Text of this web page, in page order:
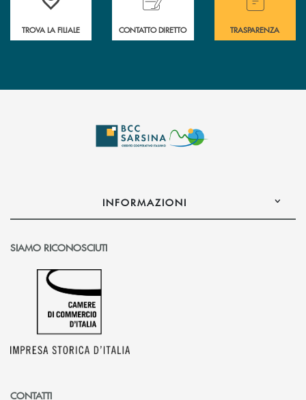
TROVA LA FILIALE CONTATTO DIRETTO TRASPARENZA
INFORMAZIONI
SIAMO RICONOSCIUTI
CONTATTI